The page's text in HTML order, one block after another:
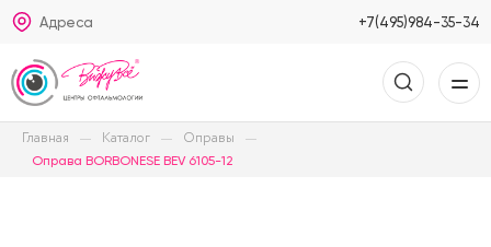
Адреса +7(495)984-35-34
Главная Каталог Оправы
Оправа BORBONESE BEV 6105-12